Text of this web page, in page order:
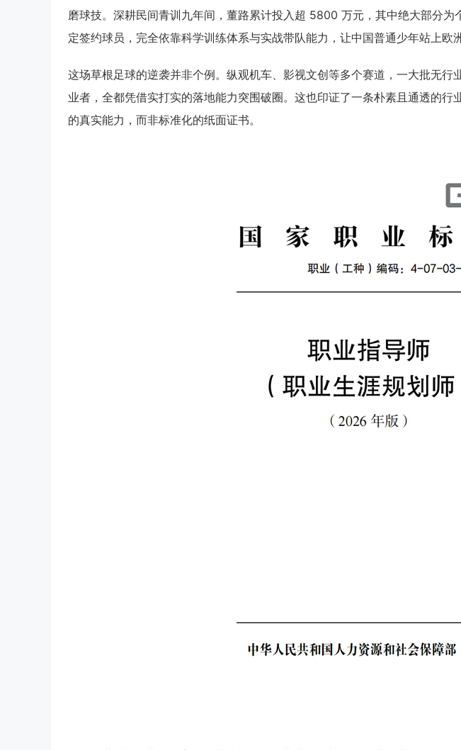
磨球技。深耕民间青训九年间，董路累计投入超 5800 万元，其中绝大部分
定签约球员，完全依靠科学训练体系与实战带队能力，让中国普通少年站上欧
这场草根足球的逆袭并非个例。纵观机车、影视文创等多个赛道，一大批无行
业者，全都凭借实打实的落地能力突围破圈。这也印证了一条朴素且通透的行
的真实能力，而非标准化的纸面证书。